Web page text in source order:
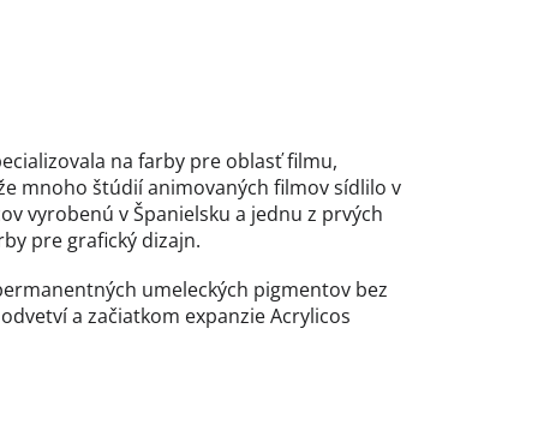
na farby pre oblasť filmu,
mnoho štúdií animovaných filmov sídlilo v
vyrobenú v Španielsku a jednu z prvých
pre grafický dizajn.
umeleckých pigmentov bez
a začiatkom expanzie Acrylicos